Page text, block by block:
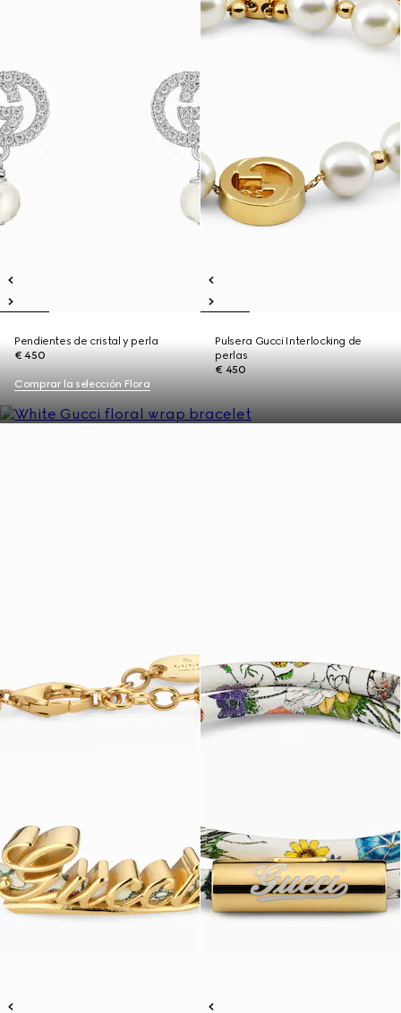
Pendientes de cristal y perla
€ 450
Pulsera Gucci Interlocking de
perlas
€ 450
Comprar la selección Flora